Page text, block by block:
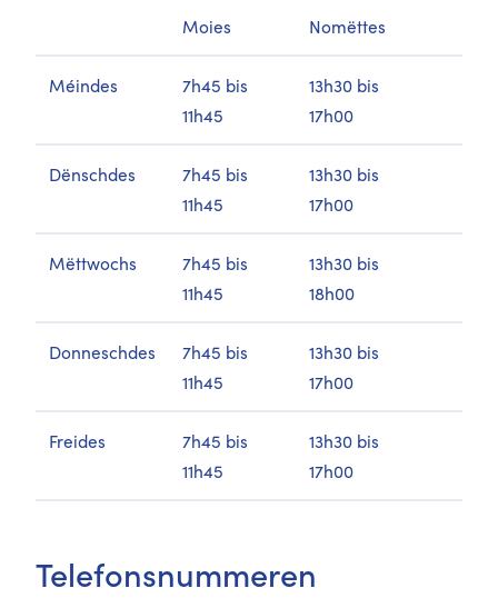
Moies Nomëttes
Méindes
​7h45 bis
11h45
13h30 bis
17h00
​Dënschdes ​​
7h45 bis
11h45
13h30 bis
17h00
​Mëttwochs
​7h45 bis
11h45
13h30 bis
18h00
​Donneschdes
7h45 bis
11h45
13h30 bis
17h00
​Freides
​7h45 bis
11h45
13h30 bis
17h00
Telefonsnummeren